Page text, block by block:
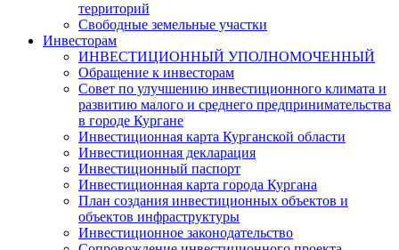
территорий
Свободные земельные участки
Инвесторам
ИНВЕСТИЦИОННЫЙ УПОЛНОМОЧЕННЫЙ
Обращение к инвесторам
Совет по улучшению инвестиционного климата и
развитию малого и среднего предпринимательства
в городе Кургане
Инвестиционная карта Курганской области
Инвестиционная декларация
Инвестиционный паспорт
Инвестиционная карта города Кургана
План создания инвестиционных объектов и
объектов инфраструктуры
Инвестиционное законодательство